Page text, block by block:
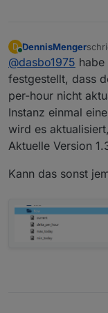
D
Online
DennisMenger
@dasbo1975
festgestellt, dass
per-hour nicht
Instanz einmal
wird es
Aktuelle Version
Kann das sonst